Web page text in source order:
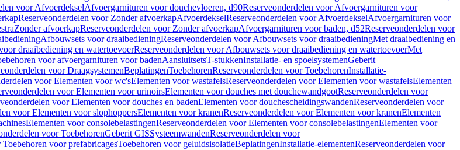
voor AfvoerdekselAfvoergarnituren voor douchevloeren, d90Reserveonderdelen voor Afvoergarnituren voor
Reserveonderdelen voor Zonder afvoerkapAfvoerdekselReserveonderdelen voor AfvoerdekselAfvoergarnituren voor
Zonder afvoerkapReserveonderdelen voor Zonder afvoerkapAfvoergarnituren voor baden, d52Reserveonderdelen voor
Afbouwsets voor draaibedieningReserveonderdelen voor Afbouwsets voor draaibedieningMet draaibediening en
draaibediening en watertoevoerReserveonderdelen voor Afbouwsets voor draaibediening en watertoevoerMet
voor afvoergarnituren voor badenAansluitsetsT-stukkenInstallatie- en spoelsystemenGeberit
voor DraagsystemenBeplatingenToebehorenReserveonderdelen voor ToebehorenInstallatie-
voor Elementen voor wc'sElementen voor wastafelsReserveonderdelen voor Elementen voor wastafelsElementen
voor Elementen voor urinoirsElementen voor douches met douchewandgootReserveonderdelen voor
voor Elementen voor douches en badenElementen voor douchescheidingswandenReserveonderdelen voor
voor Elementen voor slophoppersElementen voor kranenReserveonderdelen voor Elementen voor kranenElementen
Elementen voor consolebelastingenReserveonderdelen voor Elementen voor consolebelastingenElementen voor
voor ToebehorenGeberit GISSysteemwandenReserveonderdelen voor
voor prefabricagesToebehoren voor geluidsisolatieBeplatingenInstallatie-elementenReserveonderdelen voor